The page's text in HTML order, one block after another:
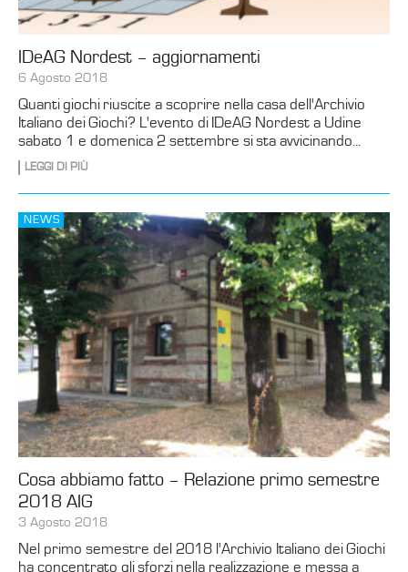
IDeAG Nordest – aggiornamenti
6 Agosto 2018
Quanti giochi riuscite a scoprire nella casa dell'Archivio
Italiano dei Giochi? L'evento di IDeAG Nordest a Udine
sabato 1 e domenica 2 settembre si sta avvicinando...
LEGGI DI PIÙ
NEWS
Cosa abbiamo fatto – Relazione primo semestre
2018 AIG
3 Agosto 2018
Nel primo semestre del 2018 l'Archivio Italiano dei Giochi
ha concentrato gli sforzi nella realizzazione e messa a